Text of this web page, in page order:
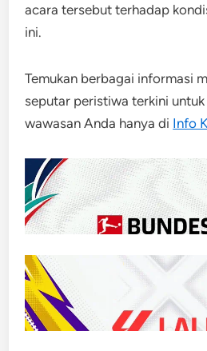
acara tersebut terhadap
ini.
Temukan berbagai informasi
seputar peristiwa terkini
wawasan Anda hanya di Info